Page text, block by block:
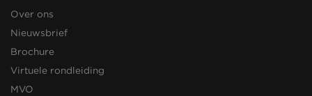
Over ons
Nieuwsbrief
Brochure
Virtuele rondleiding
MVO